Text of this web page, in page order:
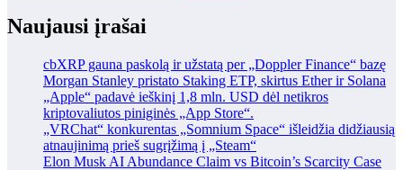
Naujausi įrašai
cbXRP gauna paskolą ir užstatą per „Doppler Finance“ bazę
Morgan Stanley pristato Staking ETP, skirtus Ether ir Solana
„Apple“ padavė ieškinį 1,8 mln. USD dėl netikros
kriptovaliutos piniginės „App Store“.
„VRChat“ konkurentas „Somnium Space“ išleidžia didžiausią
atnaujinimą prieš sugrįžimą į „Steam“
Elon Musk AI Abundance Claim vs Bitcoin’s Scarcity Case